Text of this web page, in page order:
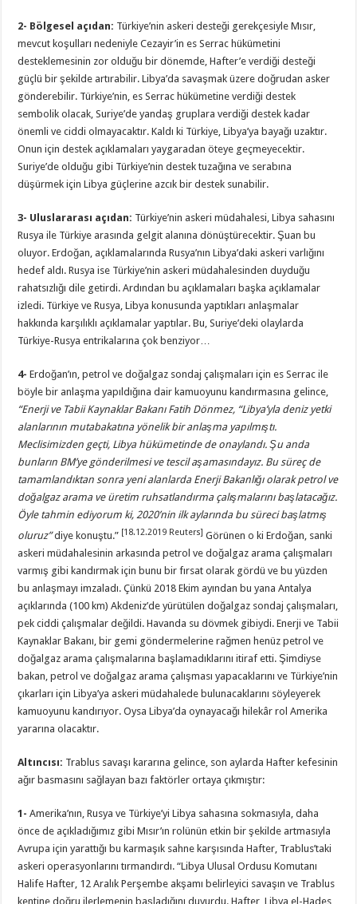
2- Bölgesel açıdan: Türkiye’nin askeri desteği gerekçesiyle Mısır,
mevcut koşulları nedeniyle Cezayir’in es Serrac hükümetini
desteklemesinin zor olduğu bir dönemde, Hafter’e verdiği desteği
güçlü bir şekilde artırabilir. Libya’da savaşmak üzere doğrudan asker
gönderebilir. Türkiye’nin, es Serrac hükümetine verdiği destek
sembolik olacak, Suriye’de yandaş gruplara verdiği destek kadar
önemli ve ciddi olmayacaktır. Kaldı ki Türkiye, Libya’ya bayağı uzaktır.
Onun için destek açıklamaları yaygaradan öteye geçmeyecektir.
Suriye’de olduğu gibi Türkiye’nin destek tuzağına ve serabına
düşürmek için Libya güçlerine azcık bir destek sunabilir.
3- Uluslararası açıdan: Türkiye’nin askeri müdahalesi, Libya sahasını
Rusya ile Türkiye arasında gelgit alanına dönüştürecektir. Şuan bu
oluyor. Erdoğan, açıklamalarında Rusya’nın Libya’daki askeri varlığını
hedef aldı. Rusya ise Türkiye’nin askeri müdahalesinden duyduğu
rahatsızlığı dile getirdi. Ardından bu açıklamaları başka açıklamalar
izledi. Türkiye ve Rusya, Libya konusunda yaptıkları anlaşmalar
hakkında karşılıklı açıklamalar yaptılar. Bu, Suriye’deki olaylarda
Türkiye-Rusya entrikalarına çok benziyor…
4- Erdoğan’ın, petrol ve doğalgaz sondaj çalışmaları için es Serrac ile
böyle bir anlaşma yapıldığına dair kamuoyunu kandırmasına gelince,
“Enerji ve Tabii Kaynaklar Bakanı Fatih Dönmez, “Libya’yla deniz yetki
alanlarının mutabakatına yönelik bir anlaşma yapılmıştı.
Meclisimizden geçti, Libya hükümetinde de onaylandı. Şu anda
bunların BM’ye gönderilmesi ve tescil aşamasındayız. Bu süreç de
tamamlandıktan sonra yeni alanlarda Enerji Bakanlığı olarak petrol ve
doğalgaz arama ve üretim ruhsatlandırma çalışmalarını başlatacağız.
Öyle tahmin ediyorum ki, 2020’nin ilk aylarında bu süreci başlatmış
oluruz”diye konuştu.” [18.12.2019 Reuters] Görünen o ki Erdoğan, sanki
askeri müdahalesinin arkasında petrol ve doğalgaz arama çalışmaları
varmış gibi kandırmak için bunu bir fırsat olarak gördü ve bu yüzden
bu anlaşmayı imzaladı. Çünkü 2018 Ekim ayından bu yana Antalya
açıklarında (100 km) Akdeniz’de yürütülen doğalgaz sondaj çalışmaları,
pek ciddi çalışmalar değildi. Havanda su dövmek gibiydi. Enerji ve Tabii
Kaynaklar Bakanı, bir gemi göndermelerine rağmen henüz petrol ve
doğalgaz arama çalışmalarına başlamadıklarını itiraf etti. Şimdiyse
bakan, petrol ve doğalgaz arama çalışması yapacaklarını ve Türkiye’nin
çıkarları için Libya’ya askeri müdahalede bulunacaklarını söyleyerek
kamuoyunu kandırıyor. Oysa Libya’da oynayacağı hilekâr rol Amerika
yararına olacaktır.
Altıncısı: Trablus savaşı kararına gelince, son aylarda Hafter kefesinin
ağır basmasını sağlayan bazı faktörler ortaya çıkmıştır:
1- Amerika’nın, Rusya ve Türkiye’yi Libya sahasına sokmasıyla, daha
önce de açıkladığımız gibi Mısır’ın rolünün etkin bir şekilde artmasıyla
Avrupa için yarattığı bu karmaşık sahne karşısında Hafter, Trablus’taki
askeri operasyonlarını tırmandırdı. “Libya Ulusal Ordusu Komutanı
Halife Hafter, 12 Aralık Perşembe akşamı belirleyici savaşın ve Trablus
kentine doğru ilerlemenin başladığını duyurdu. Hafter, Libya el-Hades